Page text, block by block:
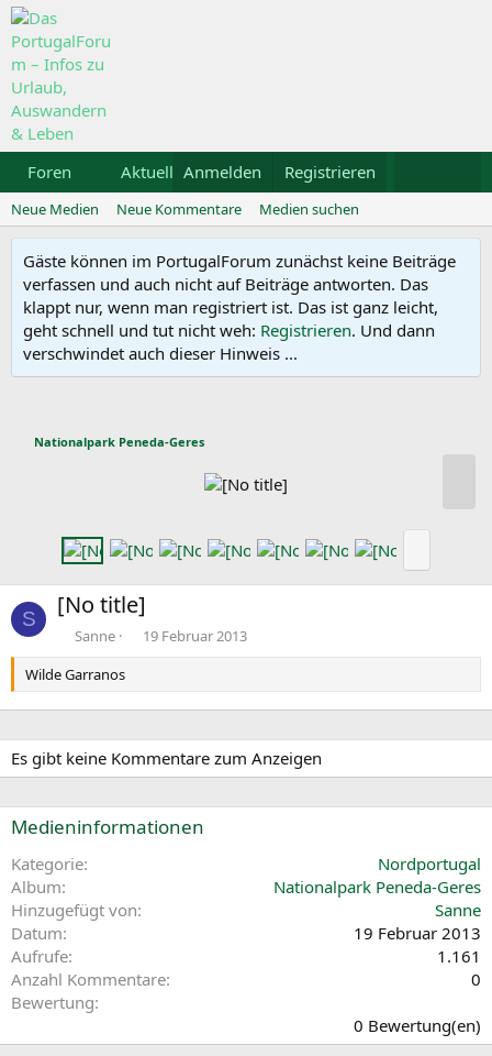
Foren Aktuelles Galerie Kalender
Anmelden Registrieren
Neue Medien Neue Kommentare Medien suchen
Gäste können im PortugalForum zunächst keine Beiträge
verfassen und auch nicht auf Beiträge antworten. Das
klappt nur, wenn man registriert ist. Das ist ganz leicht,
geht schnell und tut nicht weh: Registrieren. Und dann
verschwindet auch dieser Hinweis ...
Nationalpark Peneda-Geres
t
c
t
S [No title]
Sanne
19 Februar 2013
Wilde Garranos
Es gibt keine Kommentare zum Anzeigen
Medieninformationen
Kategorie
Nordportugal
Album
Nationalpark Peneda-Geres
Hinzugefügt von
Sanne
Datum
19 Februar 2013
Aufrufe
1.161
Anzahl Kommentare
0
Bewertung
0
0 Bewertung(en)